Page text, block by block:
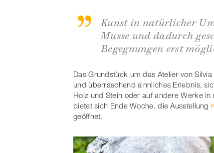
Kunst in natürlicher
Musse und dadurch
Begegnungen erst
Das Grundstück um das Atelier von
und überraschend sinnliches Erlebnis,
Holz und Stein oder auf andere Werke
bietet sich Ende Woche, die Ausstellung
geöffnet.